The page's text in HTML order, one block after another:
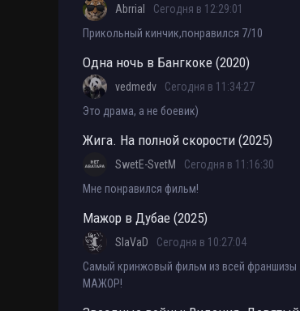
Abrrial
Сегодня в 12:29:01
Прикольный кинчик,понравился 7/10
Одна ночь в Бангкоке (2020)
vedmedv
Сегодня в 11:34:27
Это драма, а не боевик)
Жига. На полной скорости (2025)
SwetE-SvetM
Сегодня в 11:16:30
Мне понравился фильм!
Мажор в Дубае (2025)
SlaVaD
Сегодня в 10:27:04
Самый кринжовый фильм из всей франшизы
МАЖОР!